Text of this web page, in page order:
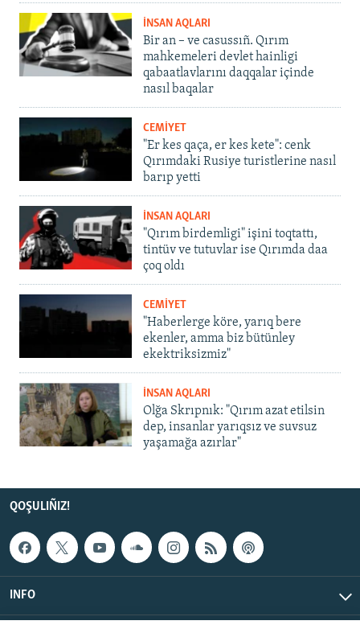
İNSAN AQLARI
Bir an – ve casussıñ. Qırım
mahkemeleri devlet hainligi
qabaatlavlarını daqqalar içinde
nasıl baqalar
CEMİYET
"Er kes qaça, er kes kete": cenk
Qırımdaki Rusiye turistlerine nasıl
barıp yetti
İNSAN AQLARI
"Qırım birdemligi" işini toqtattı,
tintüv ve tutuvlar ise Qırımda daa
çoq oldı
CEMİYET
"Haberlerge köre, yarıq bere
ekenler, amma biz bütünley
ekektriksizmiz"
İNSAN AQLARI
Olğa Skrıpnık: "Qırım azat etilsin
dep, insanlar yarıqsız ve suvsuz
yaşamağa azırlar"
QOŞULIÑIZ!
INFO